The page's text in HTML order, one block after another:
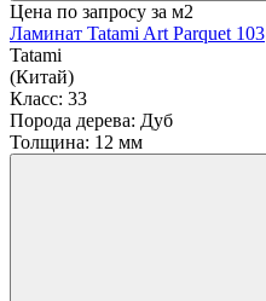
Цена по запросу за м2
Ламинат Tatami Art Parquet 103
Tatami
(Китай)
Класс: 33
Порода дерева: Дуб
Толщина: 12 мм